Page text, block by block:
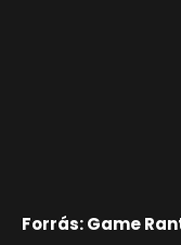
Forrás: Game